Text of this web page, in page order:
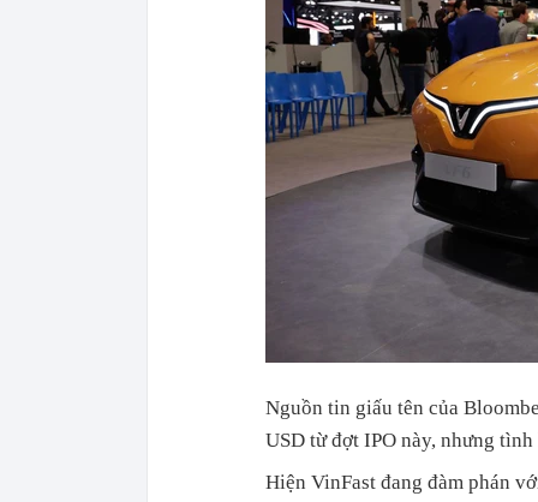
Nguồn tin giấu tên của
USD từ đợt IPO này, nhưng
Hiện VinFast đang đàm phán